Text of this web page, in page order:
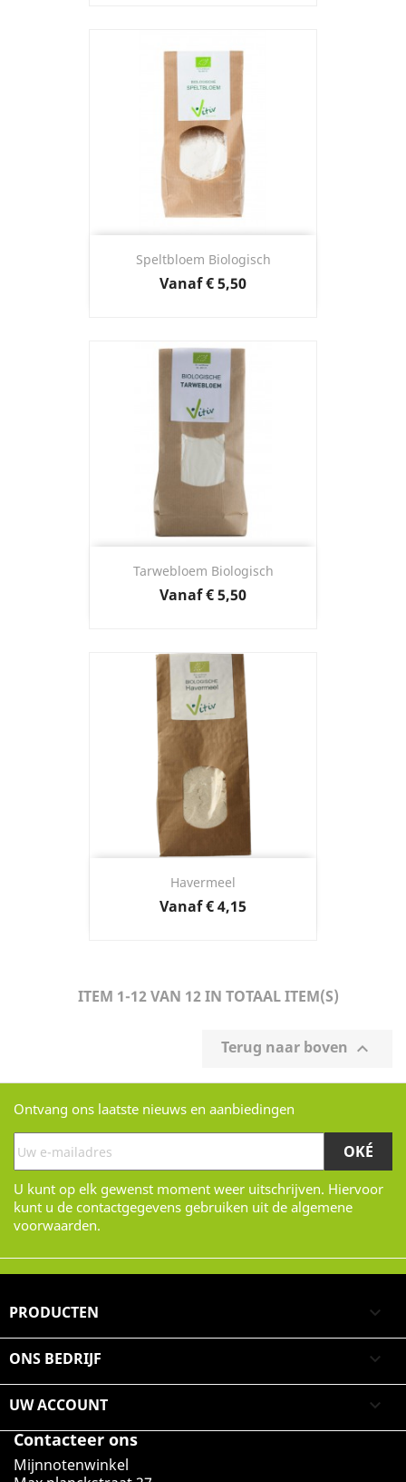
Speltbloem Biologisch
VanafPrijs
€ 5,50
Tarwebloem Biologisch
VanafPrijs
€ 5,50
Havermeel
VanafPrijs
€ 4,15
ITEM 1-12 VAN 12 IN TOTAAL ITEM(S)
Terug naar boven 
Ontvang ons laatste nieuws en aanbiedingen
U kunt op elk gewenst moment weer uitschrijven. Hiervoor
kunt u de contactgegevens gebruiken uit de algemene
voorwaarden.
PRODUCTEN 
ONS BEDRIJF 
UW ACCOUNT

Contacteer ons
Mijnnotenwinkel